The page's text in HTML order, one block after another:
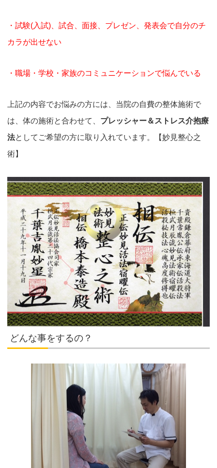
・試験(入試)、試合、面接、プレゼン、発表会で自分のチ
カラが出せない
・職場・学校・家族のコミュニケーションで悩んでいる
上記の内容でお悩みの方には、当院の自費の整体施術で
は、体の施術と合わせて、 プレッシャー＆ストレス介抱療
法としてご希望の方に取り入れています。【妙見整心之
術】
どんな事をするの？